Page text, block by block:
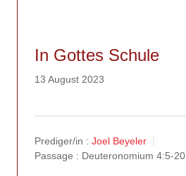
In Gottes Schule
13 August 2023
Prediger/in : Joel Beyeler
Passage : Deuteronomium 4:5-20